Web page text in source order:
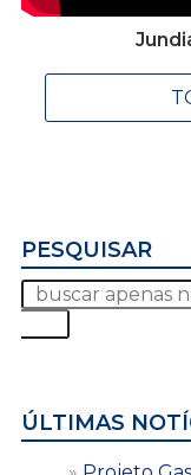
PESQUISAR
ÚLTIMAS